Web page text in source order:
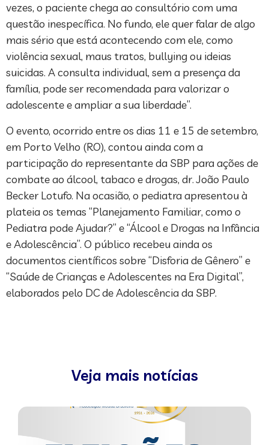
vezes, o paciente chega ao consultório com uma
questão inespecífica. No fundo, ele quer falar de algo
mais sério que está acontecendo com ele, como
violência sexual, maus tratos, bullying ou ideias
suicidas. A consulta individual, sem a presença da
família, pode ser recomendada para valorizar o
adolescente e ampliar a sua liberdade”.
O evento, ocorrido entre os dias 11 e 15 de setembro,
em Porto Velho (RO), contou ainda com a
participação do representante da SBP para ações de
combate ao álcool, tabaco e drogas, dr. João Paulo
Becker Lotufo. Na ocasião, o pediatra apresentou à
plateia os temas “Planejamento Familiar, como o
Pediatra pode Ajudar?” e “Álcool e Drogas na Infância
e Adolescência”. O público recebeu ainda os
documentos científicos sobre “Disforia de Gênero” e
“Saúde de Crianças e Adolescentes na Era Digital”,
elaborados pelo DC de Adolescência da SBP.
Veja mais notícias